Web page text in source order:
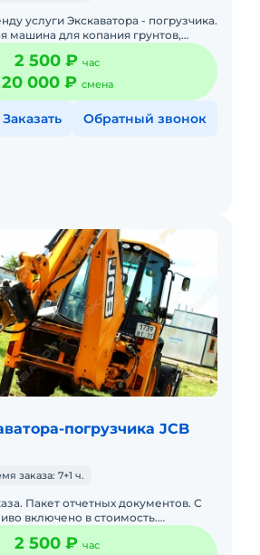
услуги Экскаватора - погрузчика.
машина для копания грунтов,
грузов и их последующей
пла2 500 ₽ час
20 000 ₽ смена
Заказать Обратный звонок
погрузчика JCB
заказа: 7+1 ч.
Пакет отчетных документов. С
включено в стоимость.
Краткосрочная аренда. Техника
2 500 ₽ час